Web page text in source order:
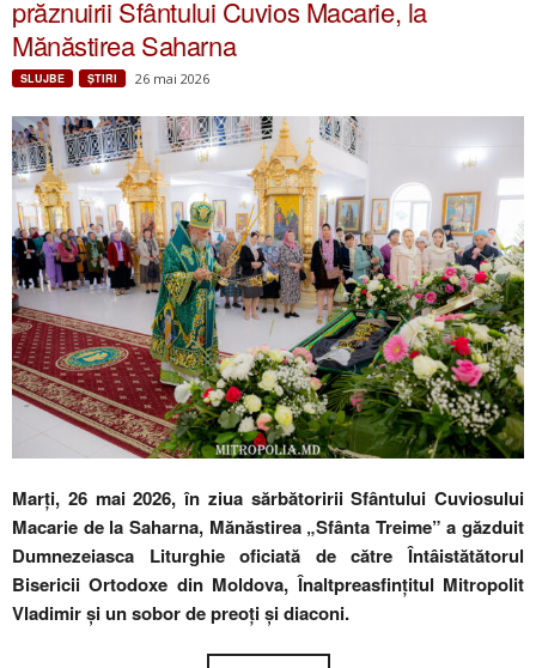
prăznuirii Sfântului Cuvios Macarie, la
Mănăstirea Saharna
SLUJBE ŞTIRI 26 mai 2026
Marți, 26 mai 2026, în ziua sărbătoririi Sfântului Cuviosului
Macarie de la Saharna, Mănăstirea „Sfânta Treime” a găzduit
Dumnezeiasca Liturghie oficiată de către Întâistătătorul
Bisericii Ortodoxe din Moldova, Înaltpreasfințitul Mitropolit
Vladimir și un sobor de preoți și diaconi.